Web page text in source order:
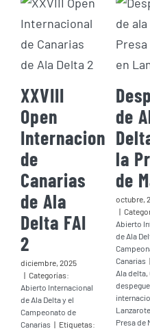
XXVIII
Open
Internacional
de
Canarias
de Ala
Delta FAI
2
diciembre, 2025
| Categorías:
Abierto Internacional
de Ala Delta y el
Campeonato de
Canarias | Etiquetas:
de
la
de
octubre,
|
Abierto
de Ala
Canarias |
Ala delta,
despegue
Lanzarote
Presa de